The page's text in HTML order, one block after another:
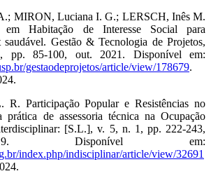
MIRON, Luciana I. G.; LERSCH, Inês M.
em Habitação de Interesse Social para
Gestão & Tecnologia de Projetos,
85-100, out. 2021. Disponível em:
gestaodeprojetos/article/view/178679.
Participação Popular e Resistências no
prática de assessoria técnica na Ocupação
[S.L.], v. 5, n. 1, pp. 222-243,
Disponível em:
index.php/indisciplinar/article/view/32691